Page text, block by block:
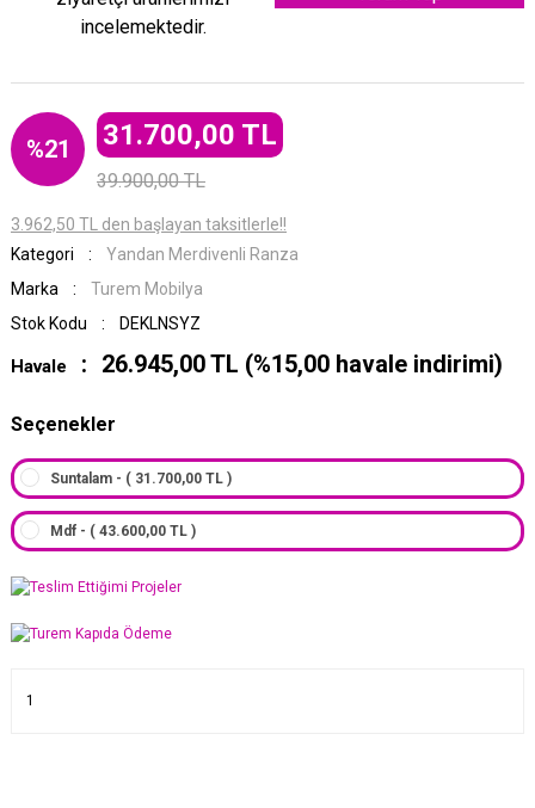
incelemektedir.
%21 31.700,00 TL
39.900,00 TL
3.962,50 TL den başlayan taksitlerle!!
Kategori
Yandan Merdivenli Ranza
Marka
Turem Mobilya
Stok Kodu
DEKLNSYZ
Havale 26.945,00 TL (%15,00 havale indirimi)
Seçenekler
Suntalam - ( 31.700,00 TL )
Mdf - ( 43.600,00 TL )